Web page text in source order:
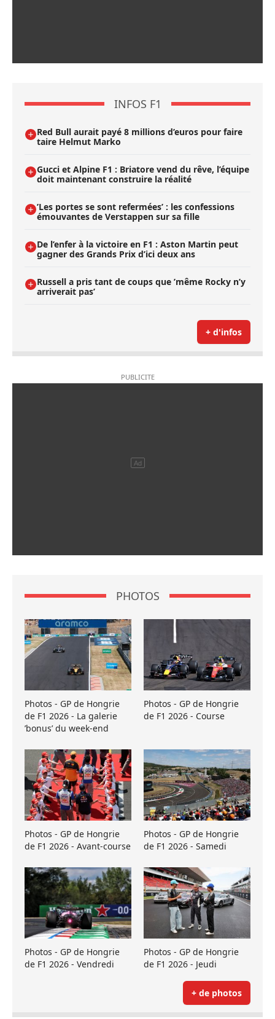
INFOS F1
Red Bull aurait payé 8 millions d’euros pour faire
taire Helmut Marko
Gucci et Alpine F1 : Briatore vend du rêve, l’équipe
doit maintenant construire la réalité
’Les portes se sont refermées’ : les confessions
émouvantes de Verstappen sur sa fille
De l’enfer à la victoire en F1 : Aston Martin peut
gagner des Grands Prix d’ici deux ans
Russell a pris tant de coups que ’même Rocky n’y
arriverait pas’
+ d'infos
PHOTOS
Photos - GP de Hongrie
de F1 2026 - La galerie
’bonus’ du week-end
Photos - GP de Hongrie
de F1 2026 - Course
Photos - GP de Hongrie
de F1 2026 - Avant-course
Photos - GP de Hongrie
de F1 2026 - Samedi
Photos - GP de Hongrie
de F1 2026 - Vendredi
Photos - GP de Hongrie
de F1 2026 - Jeudi
+ de photos